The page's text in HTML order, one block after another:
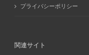
プライバシーポリシー
関連サイト